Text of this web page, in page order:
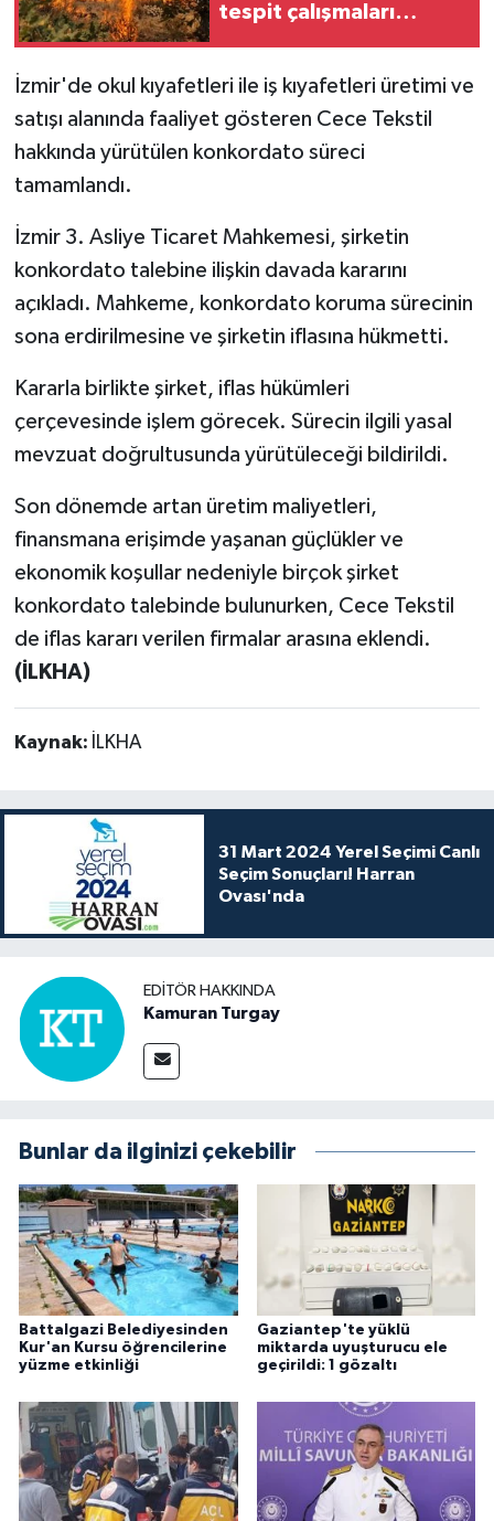
tespit çalışmaları
İzmir'de okul kıyafetleri ile iş kıyafetleri üretimi ve
satışı alanında faaliyet gösteren Cece Tekstil
hakkında yürütülen konkordato süreci
tamamlandı.
İzmir 3. Asliye Ticaret Mahkemesi, şirketin
konkordato talebine ilişkin davada kararını
açıkladı. Mahkeme, konkordato koruma sürecinin
sona erdirilmesine ve şirketin iflasına hükmetti.
Kararla birlikte şirket, iflas hükümleri
çerçevesinde işlem görecek. Sürecin ilgili yasal
mevzuat doğrultusunda yürütüleceği bildirildi.
Son dönemde artan üretim maliyetleri,
finansmana erişimde yaşanan güçlükler ve
ekonomik koşullar nedeniyle birçok şirket
konkordato talebinde bulunurken, Cece Tekstil
de iflas kararı verilen firmalar arasına eklendi.
(İLKHA)
Kaynak: İLKHA
31 Mart 2024 Yerel Seçimi Canlı
Seçim Sonuçları! Harran
Ovası'nda
EDITÖR HAKKINDA
Kamuran Turgay
Bunlar da ilginizi çekebilir
Battalgazi Belediyesinden
Kur'an Kursu öğrencilerine
yüzme etkinliği
Gaziantep'te yüklü
miktarda uyuşturucu ele
geçirildi: 1 gözaltı